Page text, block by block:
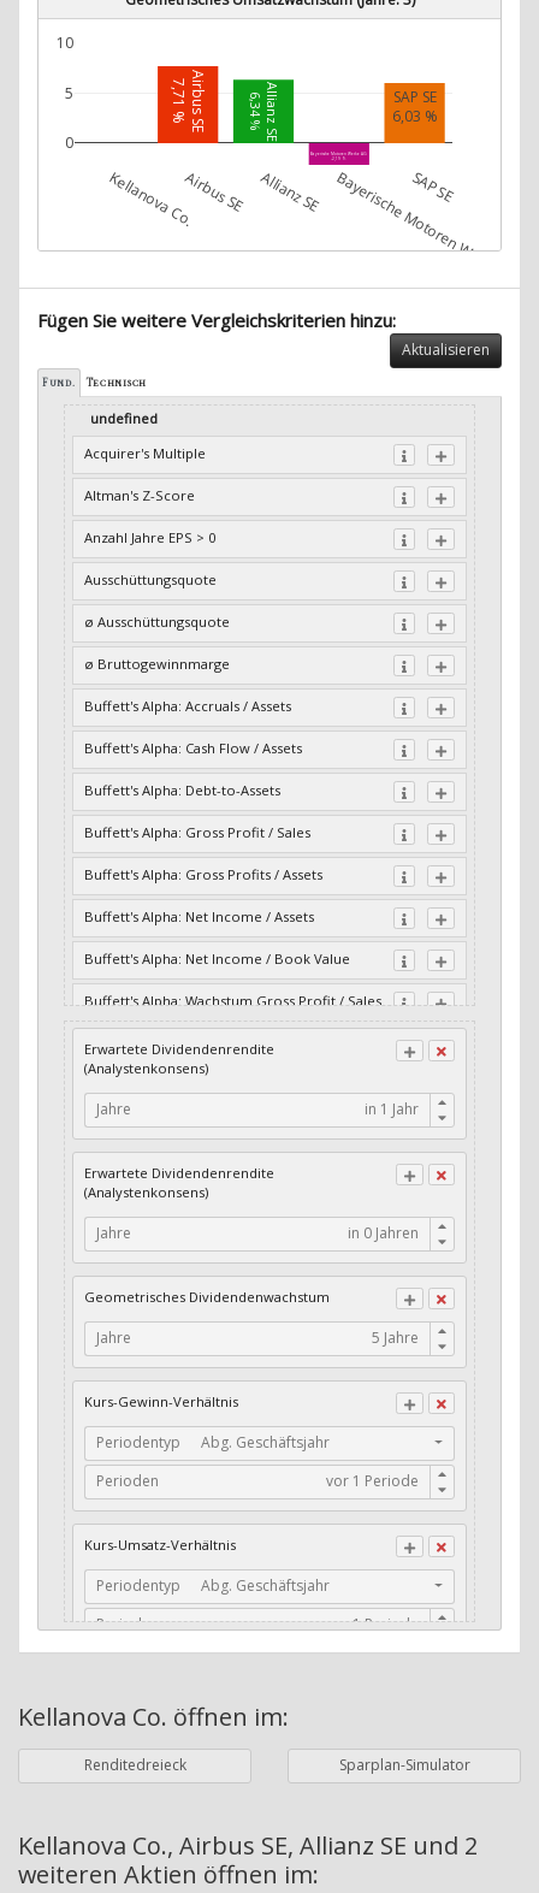
Airbus SE
7,71 % Allianz SE
6,34 %
Bayerische Motoren Werke AG
-2,19 %
SAP SE
6,03 %
Kellanova Co.Airbus SE Allianz SE Bayerische Motoren Werke AG
SAP SE
0
5
10
Fügen Sie weitere Vergleichskriterien hinzu:
Aktualisieren
Fund. Technisch
undefined
Acquirer's Multiple
Altman's Z-Score
Anzahl Jahre EPS > 0
Ausschüttungsquote
ø Ausschüttungsquote
ø Bruttogewinnmarge
Buffett's Alpha: Accruals / Assets
Buffett's Alpha: Cash Flow / Assets
Buffett's Alpha: Debt-to-Assets
Buffett's Alpha: Gross Profit / Sales
Buffett's Alpha: Gross Profits / Assets
Buffett's Alpha: Net Income / Assets
Buffett's Alpha: Net Income / Book Value
Buffett's Alpha: Wachstum Gross Profit / Sales
Buffett's Alpha: Wachstum Residual Cash Flow
/ Assets
Buffett's Alpha: Wachstum Residual Gross
Profits / Assets
Income / Assets
Buffett's Alpha: Wachstum Residual Net
Income / Book Value
Cash-Quote
CFO / Interest Expense
Current Ratio
Long-Term Debt to Working Capital
Dividenden-Check
Stabiles Dividenden-Wachstum
Stabiles Dividenden-Wachstum (TTM)
Stabiles Absolutes Dividenden-Wachstum
Dividendenrendite (angekündigt)
Adj. Dividendenrendite (Market Cap)
Erwartete Dividendenrendite
(Analystenkonsens)
Jahre
Erwartete Dividendenrendite
(Analystenkonsens)
Jahre
Geometrisches Dividendenwachstum
Jahre
Kurs-Gewinn-Verhältnis
Periodentyp
Abg. Geschäftsjahr
Perioden
Kurs-Umsatz-Verhältnis
Periodentyp
Abg. Geschäftsjahr
Perioden
Währung Bilanzierungswährung
Periodentyp
Jahre
Perioden
Kellanova Co. öffnen im:
Renditedreieck Sparplan-Simulator
Kellanova Co., Airbus SE, Allianz SE und 2
weiteren Aktien öffnen im: